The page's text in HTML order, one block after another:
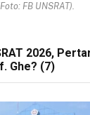
FB UNSRAT).
2026,
Ghe? (7)